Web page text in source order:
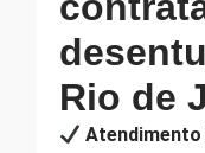
Rio de